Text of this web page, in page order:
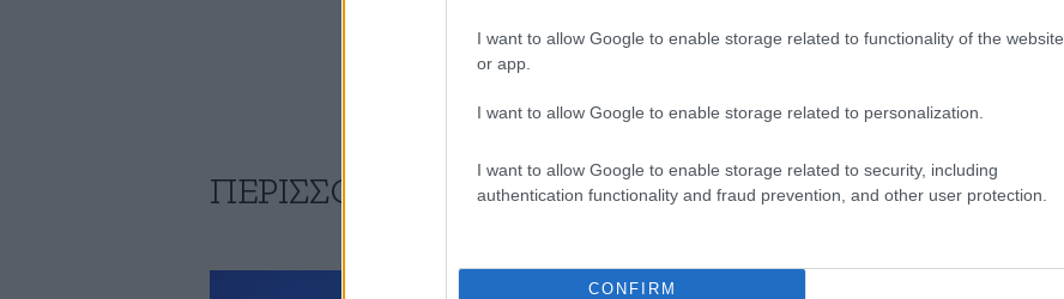
I want to allow Google to enable storage related to functionality of the website
or app.
I want to allow Google to enable storage related to personalization.
I want to allow Google to enable storage related to security, including
authentication functionality and fraud prevention, and other user protection.
CONFIRM
ΠΕΡΙΣΣΟΤΕΡΑ ΑΠΟ ΤΟΝ ΚΟΣΜΟ ΟΛΑ ΤΑ ΑΡΘΡΑ